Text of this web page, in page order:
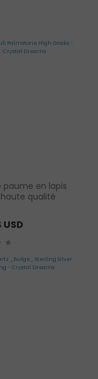
paume en lapis
qualité
USD